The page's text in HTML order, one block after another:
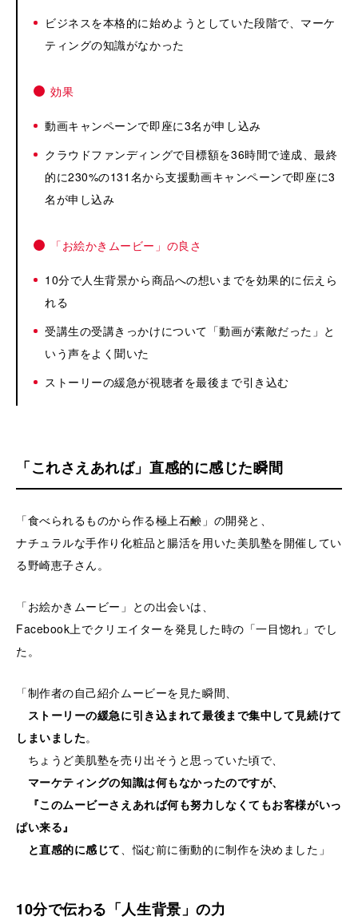
ビジネスを本格的に始めようとしていた段階で、マーケ
ティングの知識がなかった
効果
動画キャンペーンで即座に3名が申し込み
クラウドファンディングで目標額を36時間で達成、最終
的に230%の131名から支援動画キャンペーンで即座に3
名が申し込み
「お絵かきムービー」の良さ
10分で人生背景から商品への想いまでを効果的に伝えら
れる
受講生の受講きっかけについて「動画が素敵だった」と
いう声をよく聞いた
ストーリーの緩急が視聴者を最後まで引き込む
「これさえあれば」直感的に感じた瞬間
「食べられるものから作る極上石鹸」の開発と、
ナチュラルな手作り化粧品と腸活を用いた美肌塾を開催してい
る野崎恵子さん。
「お絵かきムービー」との出会いは、
Facebook上でクリエイターを発見した時の「一目惚れ」でし
た。
「制作者の自己紹介ムービーを見た瞬間、
ストーリーの緩急に引き込まれて最後まで集中して見続けて
しまいました。
ちょうど美肌塾を売り出そうと思っていた頃で、
マーケティングの知識は何もなかったのですが、
『このムービーさえあれば何も努力しなくてもお客様がいっ
ぱい来る』
と直感的に感じて、悩む前に衝動的に制作を決めました」
10分で伝わる「人生背景」の力